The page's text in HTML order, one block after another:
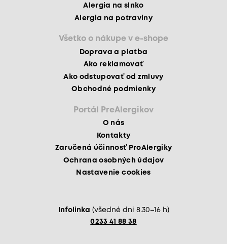
Alergia na slnko
Alergia na potraviny
Všetko o nákupe v e-shope
Doprava a platba
Ako reklamovať
Ako odstupovať od zmluvy
Obchodné podmienky
Portál PreAlergikov
O nás
Kontakty
Zaručená účinnosť ProAlergiky
Ochrana osobných údajov
Nastavenie cookies
Infolinka (všedné dni 8.30–16 h)
0233 41 88 38